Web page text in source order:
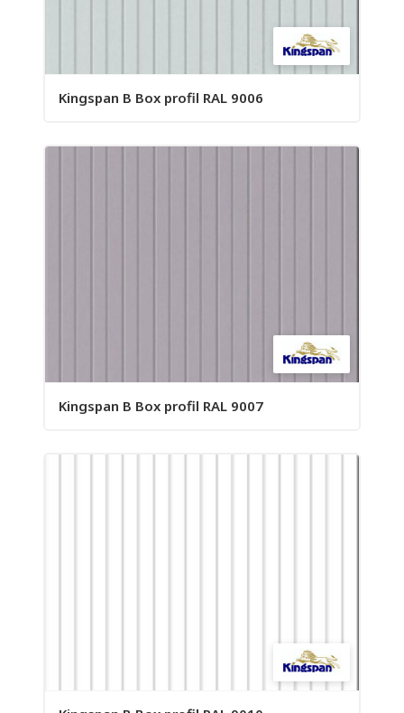
Kingspan B Box profil RAL 9006
Kingspan B Box profil RAL 9007